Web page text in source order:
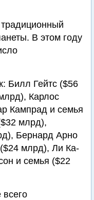
В этом году
Билл Гейтс ($56
Карлос
Кампрад и семья
млрд),
Бернард Арно
млрд), Ли Ка-
и семья ($22